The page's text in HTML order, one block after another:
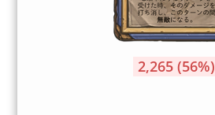
2,265 (56%)